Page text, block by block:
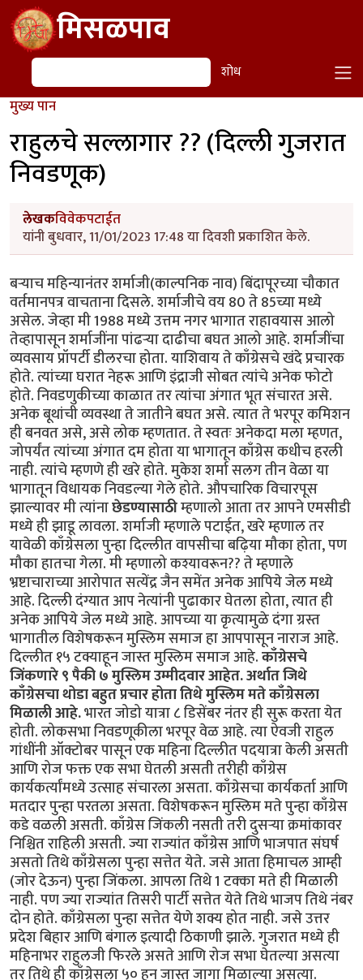
Skip to main contentमिसळपाव
शोध शोध
मुख्य पान
राहुलचे सल्लागार ?? (दिल्ली गुजरात
निवडणूक)
लेखकविवेकपटाईत
यांनी बुधवार, 11/01/2023 17:48 या दिवशी प्रकाशित केले.
बऱ्याच महिन्यानंतर शर्माजी(काल्पनिक नाव) बिंदापूरच्या चौकात
वर्तमानपत्र वाचताना दिसले. शर्माजीचे वय 80 ते 85च्या मध्ये
असेल. जेव्हा मी 1988 मध्ये उत्तम नगर भागात राहावयास आलो
तेव्हापासून शर्माजींना पांढऱ्या दाढीचा बघत आलो आहे. शर्माजींचा
व्यवसाय प्रॉपर्टी डीलरचा होता. याशिवाय ते काँग्रेसचे खंदे प्रचारक
होते. त्यांच्या घरात नेहरू आणि इंद्राजी सोबत त्यांचे अनेक फोटो
होते. निवडणुकीच्या काळात तर त्यांचा अंगात भूत संचारत असे.
अनेक बूथांची व्यवस्था ते जातीने बघत असे. त्यात ते भरपूर कमिशन
ही बनवत असे, असे लोक म्हणतात. ते स्वतः अनेकदा मला म्हणत,
जोपर्यंत त्यांच्या अंगात दम होता या भागातून काँग्रेस कधीच हरली
नाही. त्यांचे म्हणणे ही खरे होते. मुकेश शर्मा सलग तीन वेळा या
भागातून विधायक निवडल्या गेले होते. औपचारिक विचारपूस
झाल्यावर मी त्यांनाछेडण्यासाठीम्हणालो आता तर आपने एमसीडी
मध्ये ही झाडू लावला. शर्माजी म्हणाले पटाईत, खरे म्हणाल तर
यावेळी काँग्रेसला पुन्हा दिल्लीत वापसीचा बढ़िया मौका होता, पण
मौका हातचा गेला. मी म्हणालो कश्यावरून?? ते म्हणाले
भ्रष्टाचाराच्या आरोपात सत्येंद्र जैन समेंत अनेक आपिये जेल मध्ये
आहे. दिल्ली दंग्यात आप नेत्यांनी पुढाकार घेतला होता, त्यात ही
अनेक आपिये जेल मध्ये आहे. आपच्या या कृत्यामुळे दंगा ग्रस्त
भागातील विशेषकरून मुस्लिम समाज हा आपपासून नाराज आहे.
दिल्लीत १५ टक्याहून जास्त मुस्लिम समाज आहे.काँग्रेसचे
जिंकणारे ९ पैकी ७ मुस्लिम उम्मीदवार आहेत. अर्थात जिथे
काँग्रेसचा थोडा बहुत प्रचार होता तिथे मुस्लिम मते काँग्रेसला
मिळाली आहे.भारत जोडो यात्रा ८ डिसेंबर नंतर ही सुरू करता येत
होती. लोकसभा निवडणूकीला भरपूर वेळ आहे. त्या ऐवजी राहुल
गांधींनी ऑक्टोबर पासून एक महिना दिल्लीत पदयात्रा केली असती
आणि रोज फक्त एक सभा घेतली असती तरीही काँग्रेस
कार्यकर्त्यांमध्ये उत्साह संचारला असता. काँग्रेसचा कार्यकर्ता आणि
मतदार पुन्हा परतला असता. विशेषकरून मुस्लिम मते पुन्हा काँग्रेस
कडे वळली असती. काँग्रेस जिंकली नसती तरी दुसऱ्या क्रमांकावर
निश्चित राहिली असती. ज्या राज्यांत काँग्रेस आणि भाजपात संघर्ष
असतो तिथे काँग्रेसला पुन्हा सत्तेत येते. जसे आता हिमाचल आम्ही
(जोर देऊन) पुन्हा जिंकला. आपला तिथे 1 टक्का मते ही मिळाली
नाही. पण ज्या राज्यांत तिसरी पार्टी सत्तेत येते तिथे भाजप तिथे नंबर
दोन होते. काँग्रेसला पुन्हा सत्तेत येणे शक्य होत नाही. जसे उत्तर
प्रदेश बिहार आणि बंगाल इत्यादी ठिकाणी झाले. गुजरात मध्ये ही
महिनाभर राहुलजी फिरले असते आणि रोज सभा घेतल्या असत्या
तर तिथे ही काँग्रेसला ५० हून जास्त जागा मिळाल्या असत्या.